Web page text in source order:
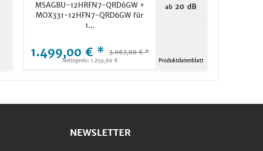
MSAGBU-12HRFN7-QRD6GW +
MOX331-12HFN7-QRD6GW für
1...
1.499,00 € * 3.067,00 € *
Nettopreis: 1.259,66 €
ab 20 dB
Produktdatenblatt
NEWSLETTER